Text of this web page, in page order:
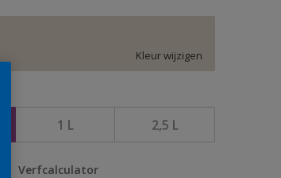
Kleur wijzigen
1 L 2,5 L
Verfcalculator